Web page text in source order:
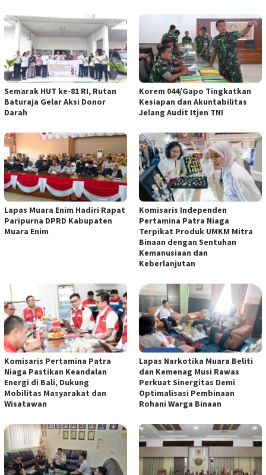
Semarak HUT ke-81 RI, Rutan
Baturaja Gelar Aksi Donor
Darah
Korem 044/Gapo Tingkatkan
Kesiapan dan Akuntabilitas
Jelang Audit Itjen TNI
Lapas Muara Enim Hadiri Rapat
Paripurna DPRD Kabupaten
Muara Enim
Komisaris Independen
Pertamina Patra Niaga
Terpikat Produk UMKM Mitra
Binaan dengan Sentuhan
Kemanusiaan dan
Keberlanjutan
Komisaris Pertamina Patra
Niaga Pastikan Keandalan
Energi di Bali, Dukung
Mobilitas Masyarakat dan
Wisatawan
Lapas Narkotika Muara Beliti
dan Kemenag Musi Rawas
Perkuat Sinergitas Demi
Optimalisasi Pembinaan
Rohani Warga Binaan